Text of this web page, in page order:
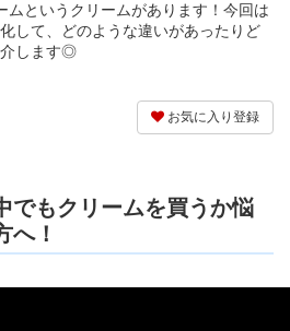
ムというクリームがあります！今回は
して、どのような違いがあったりど
介します◎
お気に入り登録
でもクリームを買うか悩
へ！